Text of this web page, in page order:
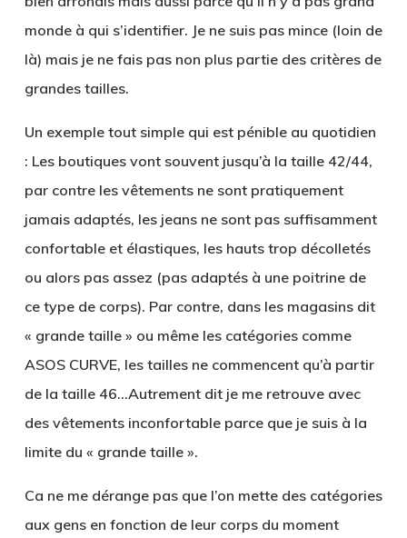
monde à qui s’identifier. Je ne suis pas mince (loin de
là) mais je ne fais pas non plus partie des critères de
grandes tailles.
Un exemple tout simple qui est pénible au quotidien
: Les boutiques vont souvent jusqu’à la taille 42/44,
par contre les vêtements ne sont pratiquement
jamais adaptés, les jeans ne sont pas suffisamment
confortable et élastiques, les hauts trop décolletés
ou alors pas assez (pas adaptés à une poitrine de
ce type de corps). Par contre, dans les magasins dit
« grande taille » ou même les catégories comme
ASOS CURVE, les tailles ne commencent qu’à partir
de la taille 46…Autrement dit je me retrouve avec
des vêtements inconfortable parce que je suis à la
limite du « grande taille ».
Ca ne me dérange pas que l’on mette des catégories
aux gens en fonction de leur corps du moment